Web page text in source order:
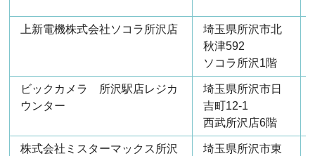
上新電機株式会社ソコラ所沢店
埼玉県所沢市北
秋津592
ソコラ所沢1階
ビックカメラ 所沢駅店レジカ
ウンター
埼玉県所沢市日
吉町12-1
西武所沢店6階
株式会社ミスターマックス所沢
埼玉県所沢市東